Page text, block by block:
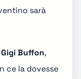
sarà
Gigi Buffon,
ce la dovesse